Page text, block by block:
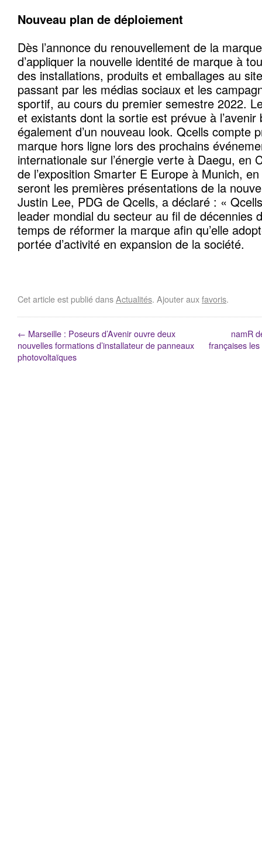
Nouveau plan de déploiement
Dès l’annonce du renouvellement de la
d’appliquer la nouvelle identité de marque à
des installations, produits et emballages au
passant par les médias sociaux et les
sportif, au cours du premier semestre 2022.
et existants dont la sortie est prévue à l’avenir
également d’un nouveau look. Qcells compte
marque hors ligne lors des prochains
internationale sur l’énergie verte à Daegu, en
de l’exposition Smarter E Europe à Munich,
seront les premières présentations de la
Justin Lee, PDG de Qcells, a déclaré : «
leader mondial du secteur au fil de décennies
temps de réformer la marque afin qu’elle
portée d’activité en expansion de la société.
Cet article est publié dansActualités. Ajouter auxfavoris.
← Marseille : Poseurs d’Avenir ouvre deux
nouvelles formations d’installateur de panneaux
photovoltaïques
namR
françaises